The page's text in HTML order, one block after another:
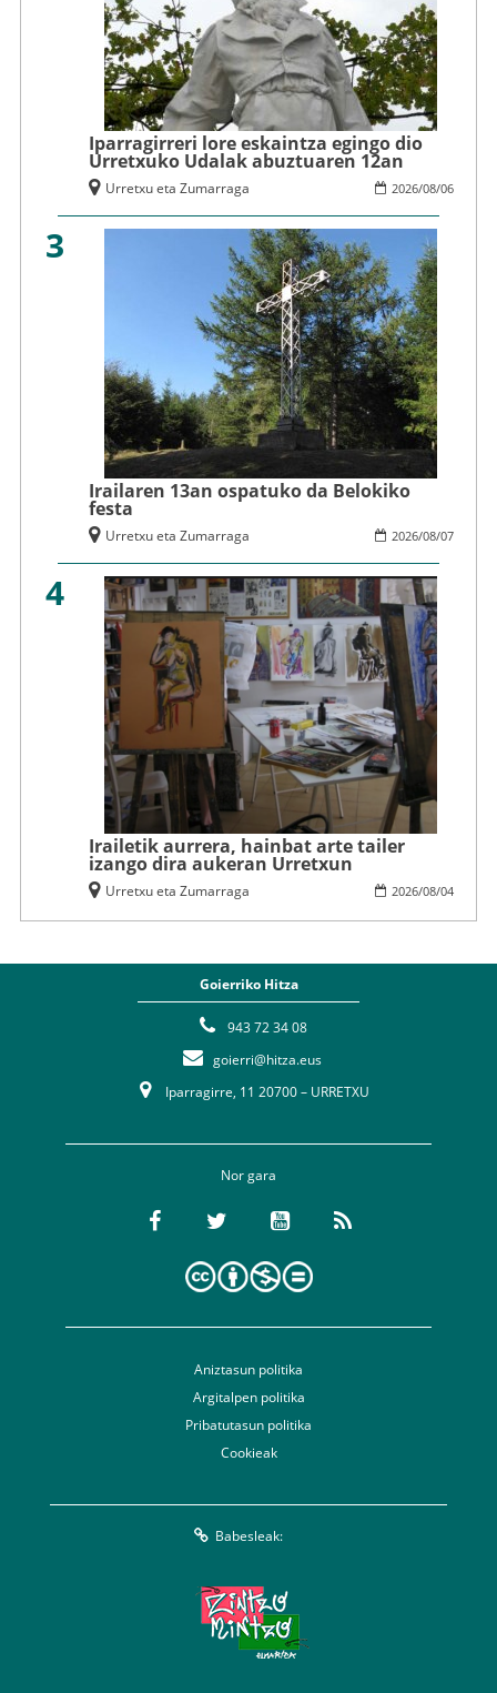
Iparragirreri lore eskaintza egingo dio
Urretxuko Udalak abuztuaren 12an
2026/08/06
Urretxu eta Zumarraga
3
Irailaren 13an ospatuko da Belokiko
festa
2026/08/07
Urretxu eta Zumarraga
4
Irailetik aurrera, hainbat arte tailer
izango dira aukeran Urretxun
2026/08/04
Urretxu eta Zumarraga
Goierriko Hitza
943 72 34 08
goierri@hitza.eus
Iparragirre, 11 20700 – URRETXU
Nor gara
Aniztasun politika
Argitalpen politika
Pribatutasun politika
Cookieak
Babesleak: